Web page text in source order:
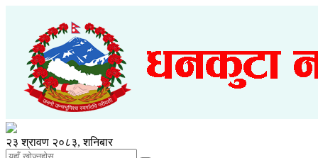
२३ श्रावण २०८३, शनिबार